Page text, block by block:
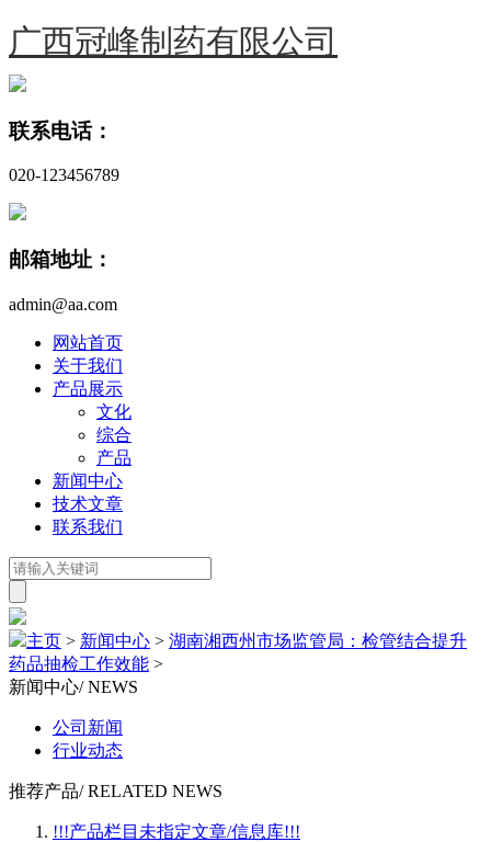
广西冠峰制药有限公司
联系电话：
020-123456789
邮箱地址：
admin@aa.com
网站首页
关于我们
产品展示
文化
综合
产品
新闻中心
技术文章
联系我们
主页 > 新闻中心 > 湖南湘西州市场监管局：检管结合提升
药品抽检工作效能 >
新闻中心/ NEWS
公司新闻
行业动态
推荐产品/ RELATED NEWS
!!!产品栏目未指定文章/信息库!!!